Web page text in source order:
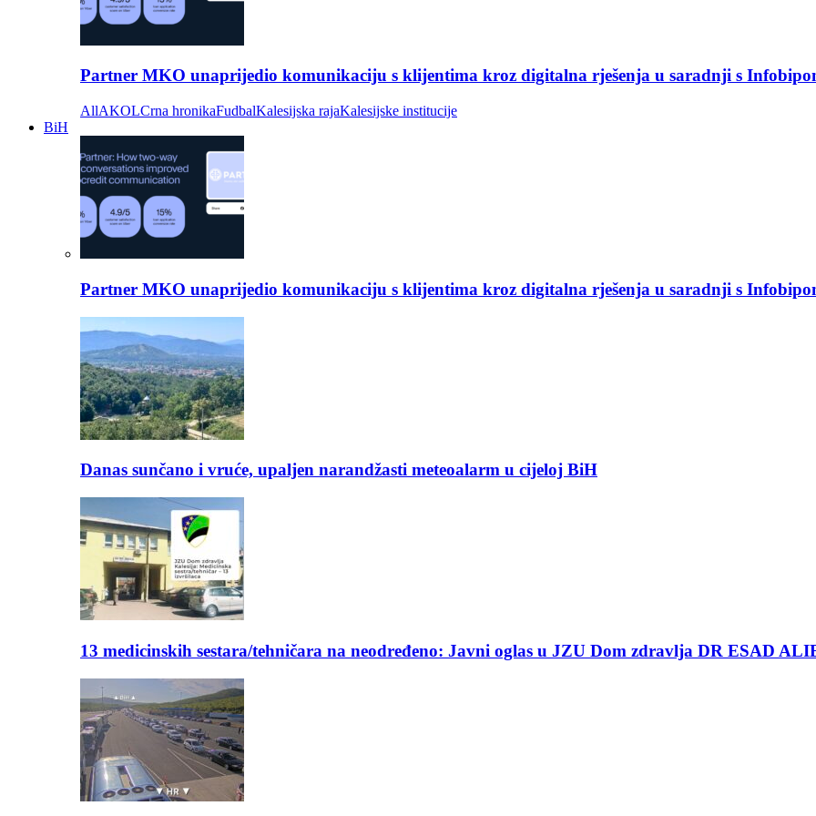
Partner MKO unaprijedio komunikaciju s klijentima kroz digitalna rješenja u saradnji s
AllAKOLCrna hronikaFudbalKalesijska rajaKalesijske institucije
BiH
Partner MKO unaprijedio komunikaciju s klijentima kroz digitalna rješenja u saradnji s
Danas sunčano i vruće, upaljen narandžasti meteoalarm u cijeloj BiH
13 medicinskih sestara/tehničara na neodređeno: Javni oglas u JZU Dom zdravlja DR ESAD